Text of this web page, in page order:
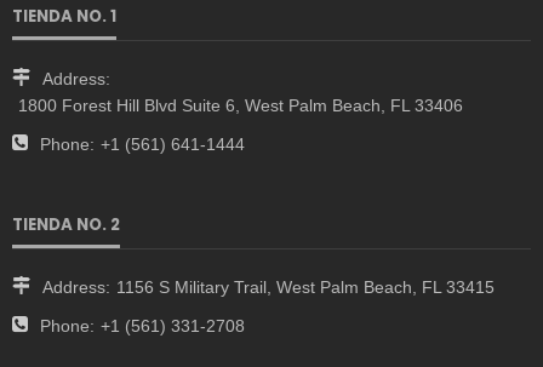
TIENDA NO. 1
Address:
1800 Forest Hill Blvd Suite 6, West Palm Beach, FL 33406
Phone: +1 (561) 641-1444
TIENDA NO. 2
Address: 1156 S Military Trail, West Palm Beach, FL 33415
Phone: +1 (561) 331-2708